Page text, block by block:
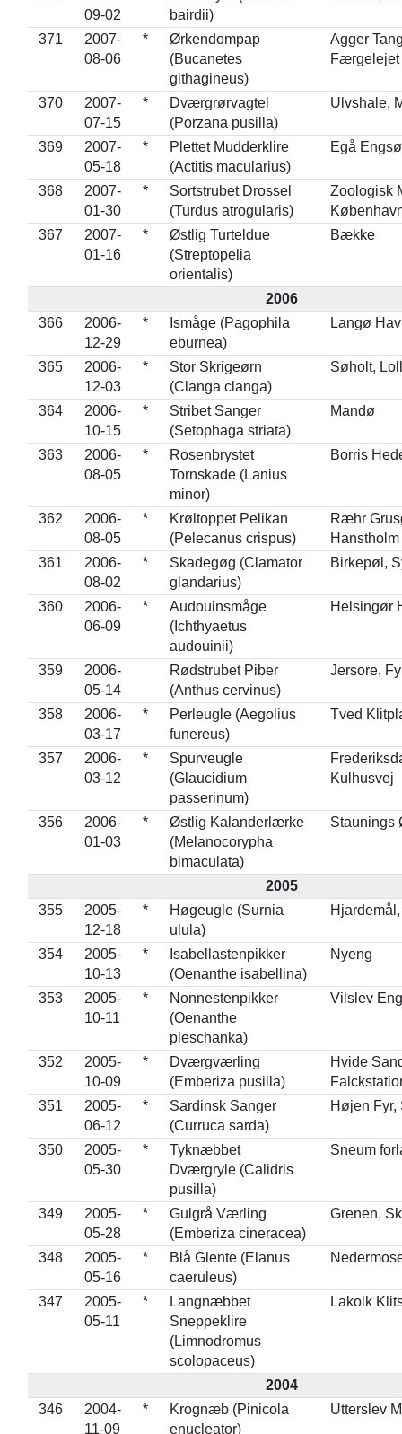
09-02
bairdii)
371
2007-
08-06
*
Ørkendompap
(Bucanetes
githagineus)
Agger
Færgelejet
370
2007-
07-15
*
Dværgrørvagtel
(Porzana pusilla)
Ulvshale,
369
2007-
05-18
*
Plettet Mudderklire
(Actitis macularius)
Egå Engsø
368
2007-
01-30
*
Sortstrubet Drossel
(Turdus atrogularis)
Zoologisk
367
2007-
01-16
*
Østlig Turteldue
(Streptopelia
orientalis)
Bække
2006
366
2006-
12-29
*
Ismåge (Pagophila
eburnea)
Langø
365
2006-
12-03
*
Stor Skrigeørn
(Clanga clanga)
Søholt,
364
2006-
10-15
*
Stribet Sanger
(Setophaga striata)
Mandø
363
2006-
08-05
*
Rosenbrystet
Tornskade (Lanius
minor)
Borris
362
2006-
08-05
*
Krøltoppet Pelikan
(Pelecanus crispus)
Ræhr
Hanstholm
361
2006-
08-02
*
Skadegøg (Clamator
glandarius)
Birkepøl,
360
2006-
06-09
*
Audouinsmåge
(Ichthyaetus
audouinii)
Helsingør
359
2006-
05-14
Rødstrubet Piber
(Anthus cervinus)
Jersore,
358
2006-
03-17
*
Perleugle (Aegolius
funereus)
Tved
357
2006-
03-12
*
Spurveugle
(Glaucidium
passerinum)
Kulhusvej
356
2006-
01-03
*
Østlig Kalanderlærke
(Melanocorypha
bimaculata)
Staunings
2005
355
2005-
12-18
*
Høgeugle (Surnia
ulula)
354
2005-
10-13
*
Isabellastenpikker
(Oenanthe isabellina)
Nyeng
353
2005-
10-11
*
Nonnestenpikker
(Oenanthe
pleschanka)
Vilslev
352
2005-
10-09
*
Dværgværling
(Emberiza pusilla)
Hvide
351
2005-
06-12
*
Sardinsk Sanger
(Curruca sarda)
Højen Fyr,
350
2005-
05-30
*
Tyknæbbet
Dværgryle (Calidris
pusilla)
Sneum
349
2005-
05-28
*
Gulgrå Værling
(Emberiza cineracea)
Grenen,
348
2005-
05-16
*
Blå Glente (Elanus
caeruleus)
347
2005-
05-11
*
Langnæbbet
Sneppeklire
(Limnodromus
scolopaceus)
Lakolk
2004
346
2004-
11-09
*
Krognæb (Pinicola
enucleator)
Utterslev